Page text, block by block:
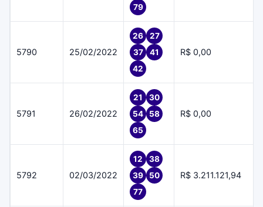
79
5790 25/02/2022
26
27
37
41
42
R$ 0,00
5791 26/02/2022
21
30
54
58
65
R$ 0,00
5792 02/03/2022
12
38
39
50
77
R$ 3.211.121,94